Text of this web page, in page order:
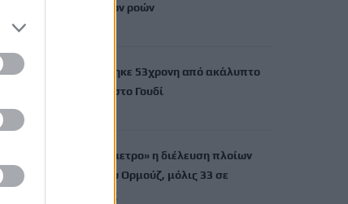
μεταναστευτικών ροών
Νεκρή ανασύρθηκε 53χρονη από ακάλυπτο
πολυκατοικίας στο Γουδί
Με το «σταγονόμετρο» η διέλευση πλοίων
από το Στενό του Ορμούζ, μόλις 33 σε